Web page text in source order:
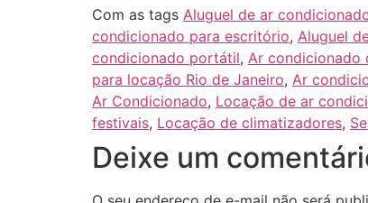
Com as tags Aluguel de ar
condicionado para escritório, Aluguel
condicionado portátil, Ar condicionado
para locação Rio de Janeiro, Ar
Ar Condicionado, Locação de ar
festivais, Locação de climatizadores,
Deixe um